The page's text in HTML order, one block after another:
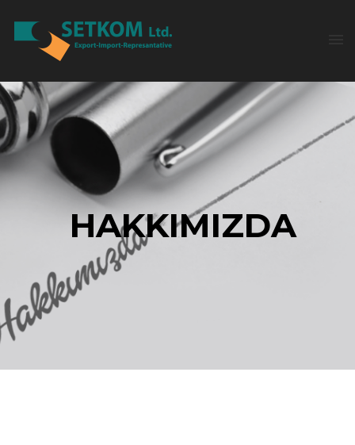
HAKKIMIZDA